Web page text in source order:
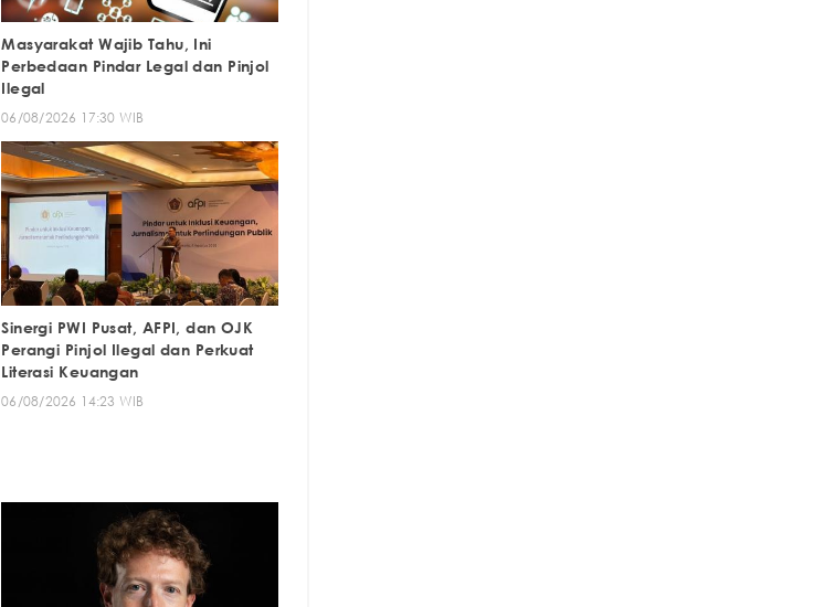
Masyarakat Wajib Tahu, Ini
Perbedaan Pindar Legal dan Pinjol
Ilegal
06/08/2026 17:30 WIB
Sinergi PWI Pusat, AFPI, dan OJK
Perangi Pinjol Ilegal dan Perkuat
Literasi Keuangan
06/08/2026 14:23 WIB